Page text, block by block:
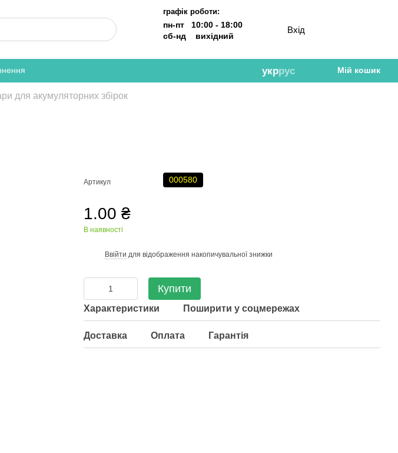
графік роботи:
пн-пт 10:00 - 18:00
сб-нд вихідний
Вхід
укррус Мій кошик
для акумуляторних збірок
Артикул 000580
1.00 ₴
В наявності
Ввійти для відображення накопичувальної знижки
Купити
Характеристики Поширити у соцмережах
Доставка Оплата Гарантія